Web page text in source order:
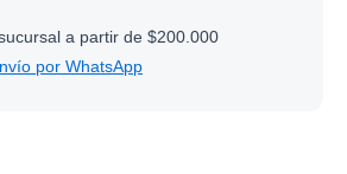
a partir de $200.000
por WhatsApp